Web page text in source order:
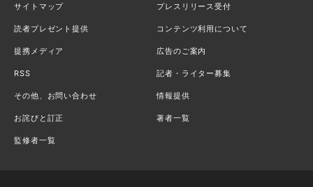
サイトマップ プレスリリース受付
読者プレゼント提供 コンテンツ利用について
提携メディア 広告のご案内
RSS 記者・ライター募集
その他、お問い合わせ 情報提供
お詫びと訂正 著者一覧
監修者一覧